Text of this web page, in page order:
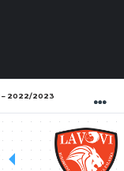
2022/2023